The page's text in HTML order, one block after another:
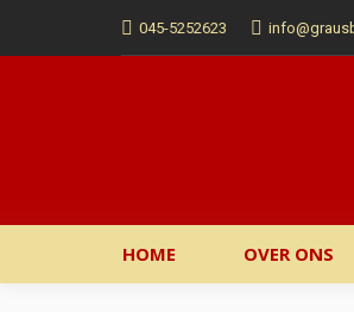
045-5252623
HOME OVER ONS